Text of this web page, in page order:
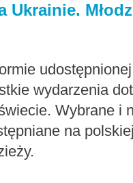
Ukrainie.
wydarzenia
Wybrane i
na